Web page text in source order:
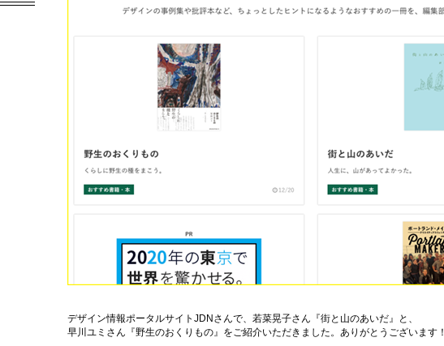
デザイン情報ポータルサイトJDNさんで、若菜晃子さん『街と山のあいだ』と、
早川ユミさん『野生のおくりもの』をご紹介いただきました。ありがとうございます！